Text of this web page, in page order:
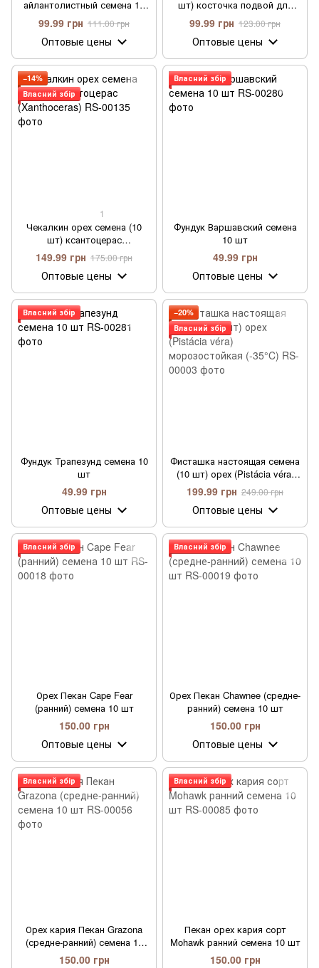
айлантолистный семена 10
шт
99.99 грн 111.00 грн
Оптовые цены
шт) косточка подвой для
саженцев
99.99 грн 123.00 грн
Оптовые цены
−14%
Власний збір
1
Чекалкин орех семена (10
шт) ксантоцерас
(Xanthoceras)
149.99 грн 175.00 грн
Оптовые цены
Власний збір
Фундук Варшавский семена
10 шт
49.99 грн
Оптовые цены
Власний збір
Фундук Трапезунд семена 10
шт
49.99 грн
Оптовые цены
−20%
Власний збір
Фисташка настоящая семена
(10 шт) орех (Pistácia véra)
морозостойкая (-35°C)
199.99 грн 249.00 грн
Оптовые цены
Власний збір
Орех Пекан Cape Fear
(ранний) семена 10 шт
150.00 грн
Оптовые цены
Власний збір
Орех Пекан Chawnee (средне-
ранний) семена 10 шт
150.00 грн
Оптовые цены
Власний збір
Орех кария Пекан Grazona
(средне-ранний) семена 10
шт
150.00 грн
Власний збір
Пекан орех кария сорт
Mohawk ранний семена 10 шт
150.00 грн